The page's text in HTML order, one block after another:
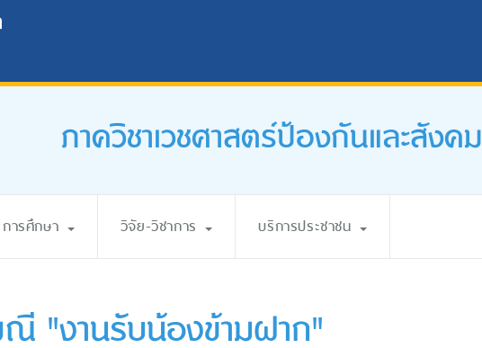
ภาควิชาเวชศาสตร์ป้องกันและสังคม
การศึกษา วิจัย-วิชาการ บริการประชาชน
"งานรับน้องข้ามฝาก"